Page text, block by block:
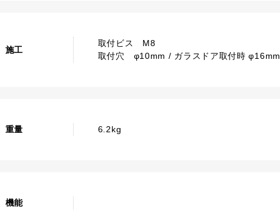
施工
取付ビス M8
取付穴 φ10mm / ガラスドア取付時 φ16mm
重量 6.2kg
機能